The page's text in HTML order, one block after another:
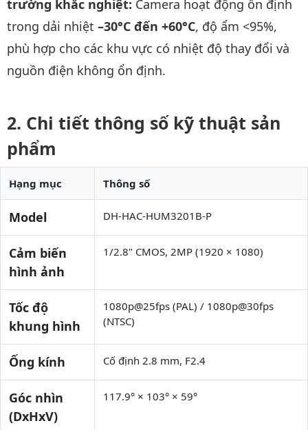
trường khắc nghiệt: Camera hoạt động ổn định
trong dải nhiệt –30°C đến +60°C, độ ẩm <95%,
phù hợp cho các khu vực có nhiệt độ thay đổi và
nguồn điện không ổn định.
Chi tiết thông số kỹ thuật sản
phẩm
Hạng mục Thông số
Model DH-HAC-HUM3201B-P
Cảm biến
hình ảnh
1/2.8" CMOS, 2MP (1920 × 1080)
Tốc độ
khung hình
1080p@25fps (PAL) / 1080p@30fps
(NTSC)
Ống kính Cố định 2.8 mm, F2.4
Góc nhìn
(DxHxV)
117.9° × 103° × 59°